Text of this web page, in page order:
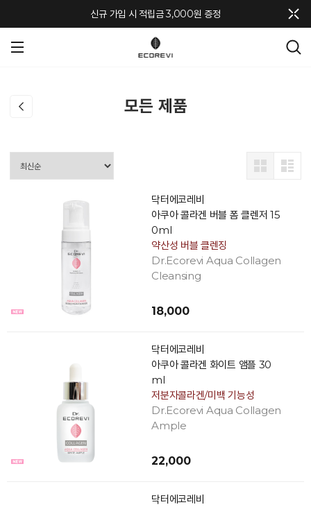
신규 가입 시 적립금 3,000원 증정
모든 제품
닥터에코레비
아쿠아 콜라겐 버블 폼 클렌저 15
0ml
약산성 버블 클렌징
Dr.Ecorevi Aqua Collagen
Cleansing
18,000
닥터에코레비
아쿠아 콜라겐 화이트 앰플 30
ml
저분자콜라겐/미백 기능성
Dr.Ecorevi Aqua Collagen
Ample
22,000
닥터에코레비